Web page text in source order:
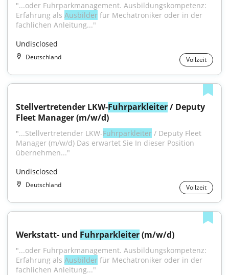
"...oder Fuhrparkmanagement. Ausbildungskompetenz:
Erfahrung als Ausbilder für Mechatroniker oder in der
fachlichen Anleitung..."
Undisclosed
Deutschland Vollzeit
Stellvertretender LKW-Fuhrparkleiter / Deputy
Fleet Manager (m/w/d)
"...Stellvertretender LKW-Fuhrparkleiter / Deputy Fleet
Manager (m/w/d) Das erwartet Sie In dieser Position
übernehmen..."
Undisclosed
Deutschland Vollzeit
Werkstatt- und Fuhrparkleiter (m/w/d)
"...oder Fuhrparkmanagement. Ausbildungskompetenz:
Erfahrung als Ausbilder für Mechatroniker oder in der
fachlichen Anleitung..."